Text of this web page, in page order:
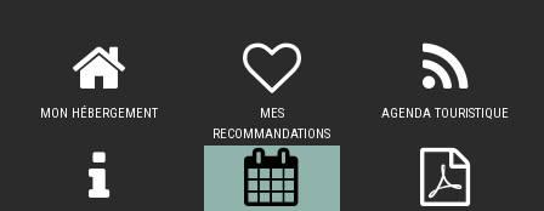
MON HÉBERGEMENT
MES
RECOMMANDATIONS
AGENDA TOURISTIQUE